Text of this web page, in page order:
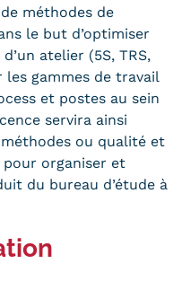
mixité
méthodes de
le but d’optimiser
atelier (5S, TRS,
les gammes de travail
et postes au sein
servira ainsi
ou qualité et
organiser et
du bureau d’étude à